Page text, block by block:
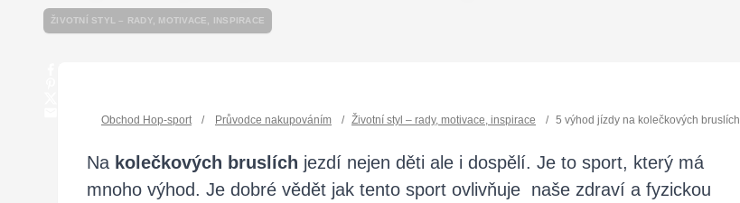
ŽIVOTNÍ STYL – RADY, MOTIVACE, INSPIRACE
Obchod Hop-sport / Průvodce nakupováním / Životní styl – rady, motivace, inspirace / 5 výhod jízdy na kolečkových bruslích
Na kolečkových bruslích jezdí nejen děti ale i dospělí. Je to sport, který má
mnoho výhod. Je dobré vědět jak tento sport ovlivňuje naše zdraví a fyzickou